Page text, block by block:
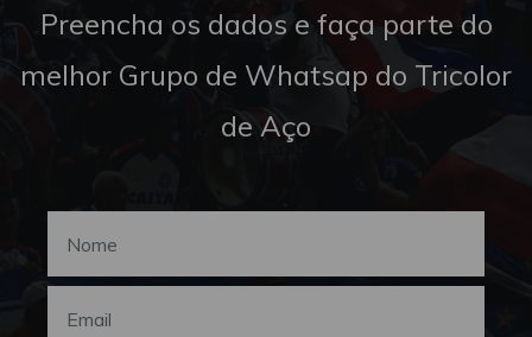
Preencha os dados e faça parte do
melhor Grupo de Whatsap do Tricolor
de Aço